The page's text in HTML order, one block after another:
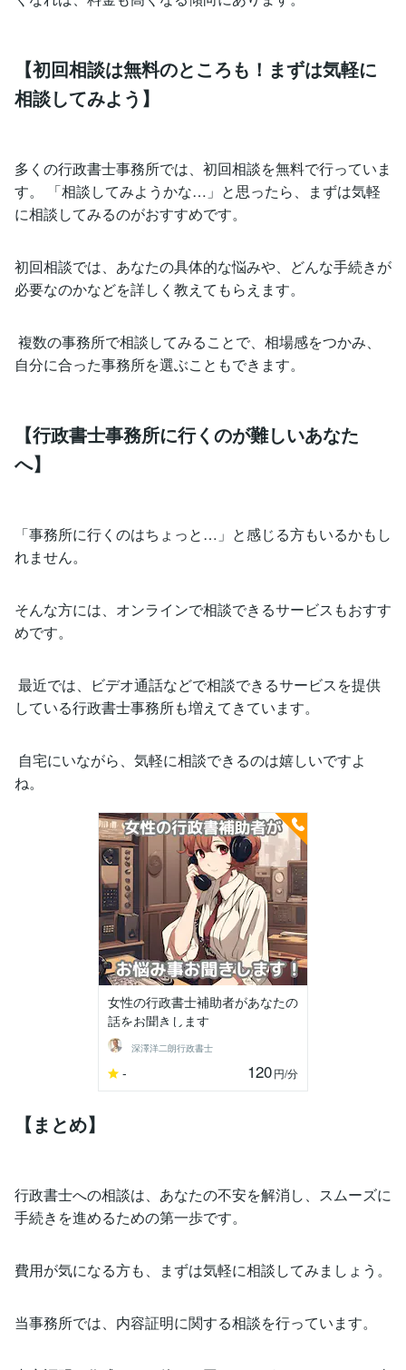
【初回相談は無料のところも！まずは気軽に
相談してみよう】
多くの行政書士事務所では、初回相談を無料で行っていま
す。 「相談してみようかな…」と思ったら、まずは気軽
に相談してみるのがおすすめです。
初回相談では、あなたの具体的な悩みや、どんな手続きが
必要なのかなどを詳しく教えてもらえます。
複数の事務所で相談してみることで、相場感をつかみ、
自分に合った事務所を選ぶこともできます。
【行政書士事務所に行くのが難しいあなた
へ】
「事務所に行くのはちょっと…」と感じる方もいるかもし
れません。
そんな方には、オンラインで相談できるサービスもおすす
めです。
最近では、ビデオ通話などで相談できるサービスを提供
している行政書士事務所も増えてきています。
自宅にいながら、気軽に相談できるのは嬉しいですよ
ね。
女性の行政書士補助者があなたの
話をお聞きします
深澤洋二朗行政書士
- 120円/分
【まとめ】
行政書士への相談は、あなたの不安を解消し、スムーズに
手続きを進めるための第一歩です。
費用が気になる方も、まずは気軽に相談してみましょう。
当事務所では、内容証明に関する相談を行っています。